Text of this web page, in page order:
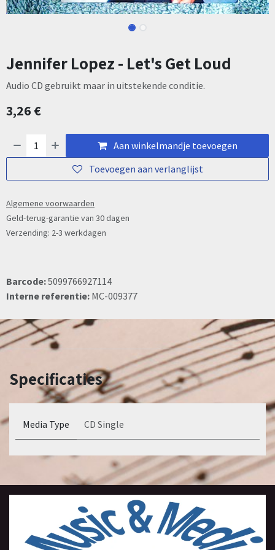
Jennifer Lopez - Let's Get Loud
Audio CD gebruikt maar in uitstekende conditie.
3,26€
Aan winkelmandje toevoegen
Toevoegen aan verlanglijst
Algemene voorwaarden
Geld-terug-garantie van 30 dagen
Verzending: 2-3 werkdagen
Barcode:5099766927114
Interne referentie: MC-009377
Specificaties
Media Type CD Single